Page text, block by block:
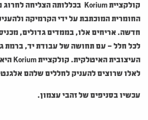
קולקצייתKorium בכללותה הצליחה לחרוג
החומרית המוכתבת על ידי הקרמיקה
חדשה. אריחים אלו, בממדים גדולים,
לכל חלל – עם תחושה שלעבודת יד, ברמת
העיצובית האיטלקית. קולקצייתKorium
לאלו שרוצים להעניק לחללים שלהם
עכשיו בסניפים של זהבי עצמון.